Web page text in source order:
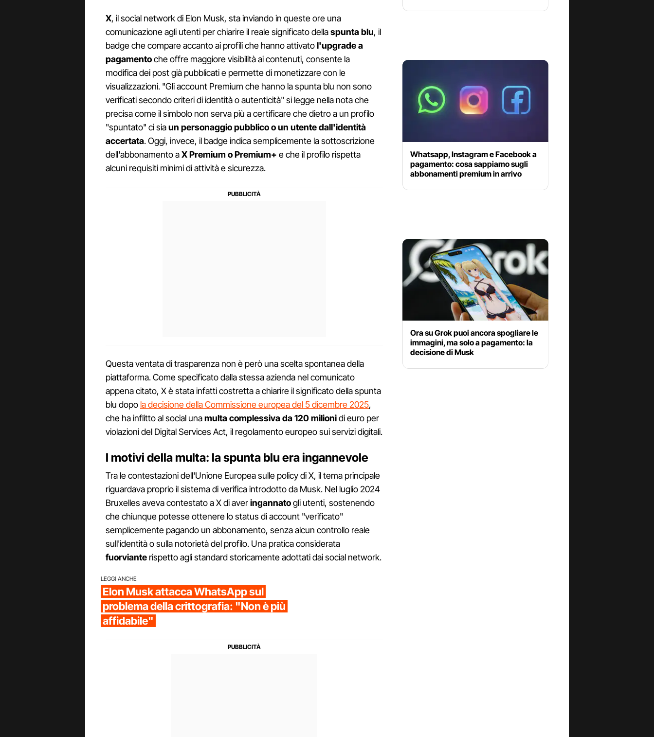
X, il social network di Elon Musk, sta inviando in queste ore una
comunicazione agli utenti per chiarire il reale significato dellaspunta blu, il
badge che compare accanto ai profili che hanno attivatol'upgrade a
pagamentoche offre maggiore visibilità ai contenuti, consente la
modifica dei post già pubblicati e permette di monetizzare con le
visualizzazioni. "Gli account Premium che hanno la spunta blu non sono
verificati secondo criteri di identità o autenticità" si legge nella nota che
precisa come il simbolo non serva più a certificare che dietro a un profilo
"spuntato" ci siaun personaggio pubblico o un utente dall'identità
accertata. Oggi, invece, il badge indica semplicemente la sottoscrizione
dell'abbonamento aX Premium o Premium+ e che il profilo rispetta
alcuni requisiti minimi di attività e sicurezza.
Questa ventata di trasparenza non è però una scelta spontanea della
piattaforma. Come specificato dalla stessa azienda nel comunicato
appena citato, X è stata infatti costretta a chiarire il significato della spunta
blu dopo la decisione della Commissione europea del 5 dicembre 2025,
che ha inflitto al social unamulta complessiva da 120 milionidi euro per
violazioni del Digital Services Act, il regolamento europeo sui servizi digitali.
I motivi della multa: la spunta blu era ingannevole
Tra le contestazioni dell'Unione Europea sulle policy di X, il tema principale
riguardava proprio il sistema di verifica introdotto da Musk. Nel luglio 2024
Bruxelles aveva contestato a X di averingannatogli utenti, sostenendo
che chiunque potesse ottenere lo status di account "verificato"
semplicemente pagando un abbonamento, senza alcun controllo reale
sull'identità o sulla notorietà del profilo. Una pratica considerata
fuorviante rispetto agli standard storicamente adottati dai social network.
LEGGI ANCHE
Elon Musk attacca WhatsApp sul
problema della crittografia: "Non è più
affidabile"
Whatsapp, Instagram e Facebook a
pagamento: cosa sappiamo sugli
abbonamenti premium in arrivo
Ora su Grok puoi ancora spogliare le
immagini, ma solo a pagamento: la
decisione di Musk